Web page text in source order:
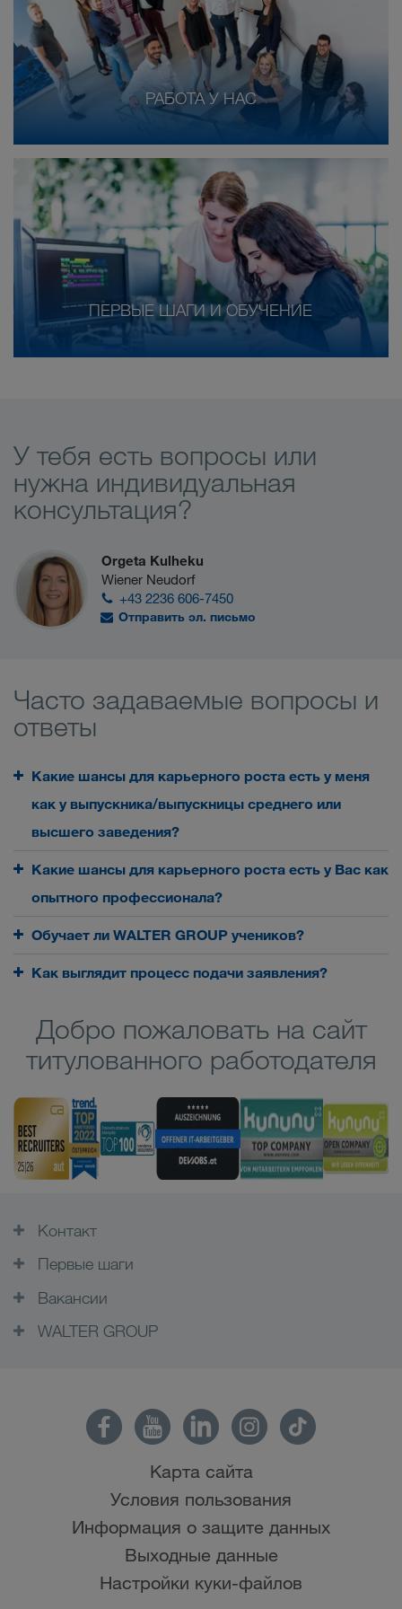
РАБОТА У НАС
ПЕРВЫЕ ШАГИ И ОБУЧЕНИЕ
У тебя есть вопросы или
нужна индивидуальная
консультация?
Orgeta Kulheku
Wiener Neudorf
+43 2236 606-7450
Отправить эл. письмо
Часто задаваемые вопросы и
ответы
Какие шансы для карьерного роста есть у меня
как у выпускника/выпускницы среднего или
высшего заведения?
Какие шансы для карьерного роста есть у Вас как
опытного профессионала?
Обучает ли WALTER GROUP учеников?
Как выглядит процесс подачи заявления?
Добро пожаловать на сайт
титулованного работодателя
Контакт
Первые шаги
Вакансии
WALTER GROUP
Карта сайта
Условия пользования
Информация о защите данных
Выходные данные
Настройки куки-файлов